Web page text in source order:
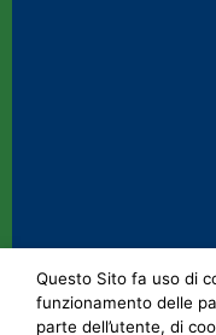
Questo Sito fa uso di
funzionamento delle
parte dell’utente, di